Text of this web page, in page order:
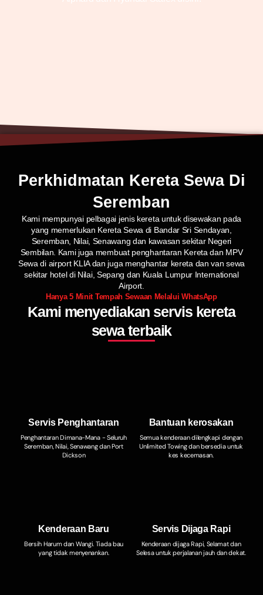
Perkhidmatan Kereta Sewa Di
Seremban
Kami mempunyai pelbagai jenis kereta untuk disewakan pada
yang memerlukan Kereta Sewa di Bandar Sri Sendayan,
Seremban, Nilai, Senawang dan kawasan sekitar Negeri
Sembilan. Kami juga membuat penghantaran Kereta dan MPV
Sewa di airport KLIA dan juga menghantar kereta dan van sewa
sekitar hotel di Nilai, Sepang dan Kuala Lumpur International
Airport.
Hanya 5 Minit Tempah Sewaan Melalui WhatsApp
Kami menyediakan servis kereta
sewa terbaik
Servis Penghantaran
Penghantaran Dimana-Mana - Seluruh
Seremban, Nilai, Senawang dan Port
Dickson
Bantuan kerosakan
Semua kenderaan dilengkapi dengan
Unlimited Towing dan bersedia untuk
kes kecemasan.
Kenderaan Baru
Bersih Harum dan Wangi. Tiada bau
yang tidak menyenankan.
Servis Dijaga Rapi
Kenderaan dijaga Rapi, Selamat dan
Selesa untuk perjalanan jauh dan dekat.